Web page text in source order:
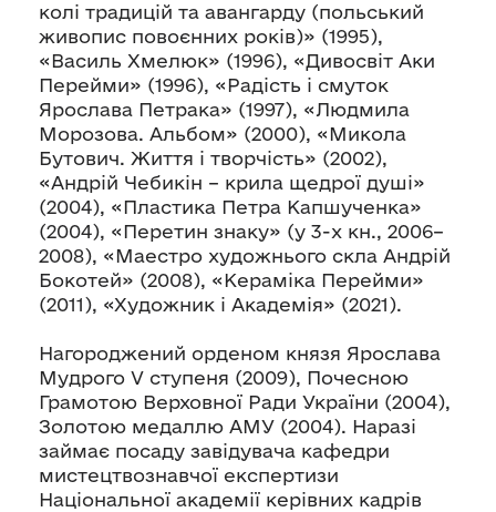
колі традицій та авангарду (польський
живопис повоєнних років)» (1995),
«Василь Хмелюк» (1996), «Дивосвіт Аки
Перейми» (1996), «Радість і смуток
Ярослава Петрака» (1997), «Людмила
Морозова. Альбом» (2000), «Микола
Бутович. Життя і творчість» (2002),
«Андрій Чебикін – крила щедрої душі»
(2004), «Пластика Петра Капшученка»
(2004), «Перетин знаку» (у 3-х кн., 2006–
2008), «Маестро художнього скла Андрій
Бокотей» (2008), «Кераміка Перейми»
(2011), «Художник і Академія» (2021).
Нагороджений орденом князя Ярослава
Мудрого V ступеня (2009), Почесною
Грамотою Верховної Ради України (2004),
Золотою медаллю АМУ (2004). Наразі
займає посаду завідувача кафедри
мистецтвознавчої експертизи
Національної академії керівних кадрів